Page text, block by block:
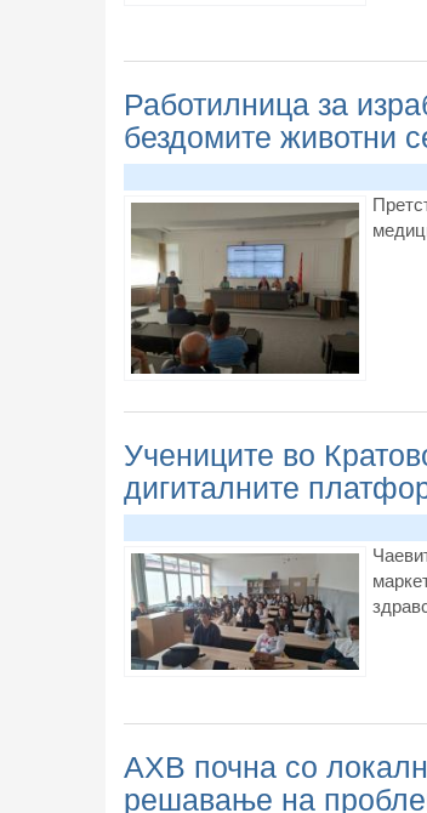
Работилница за
бездомите животни
П
Учениците во
дигиталните
АХВ почна со
решавање на